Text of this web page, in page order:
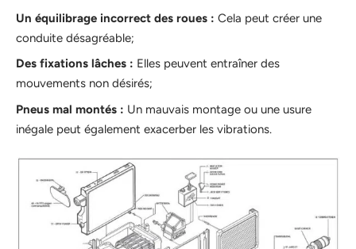
Un équilibrage incorrect des roues : Cela peut créer une
conduite désagréable;
Des fixations lâches : Elles peuvent entraîner des
mouvements non désirés;
Pneus mal montés : Un mauvais montage ou une usure
inégale peut également exacerber les vibrations.